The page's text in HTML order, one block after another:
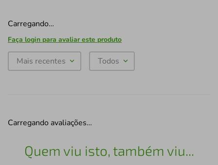
Carregando…
Faça login para avaliar este produto
Mais recentes Todos
Carregando avaliações…
Quem viu isto, também viu...